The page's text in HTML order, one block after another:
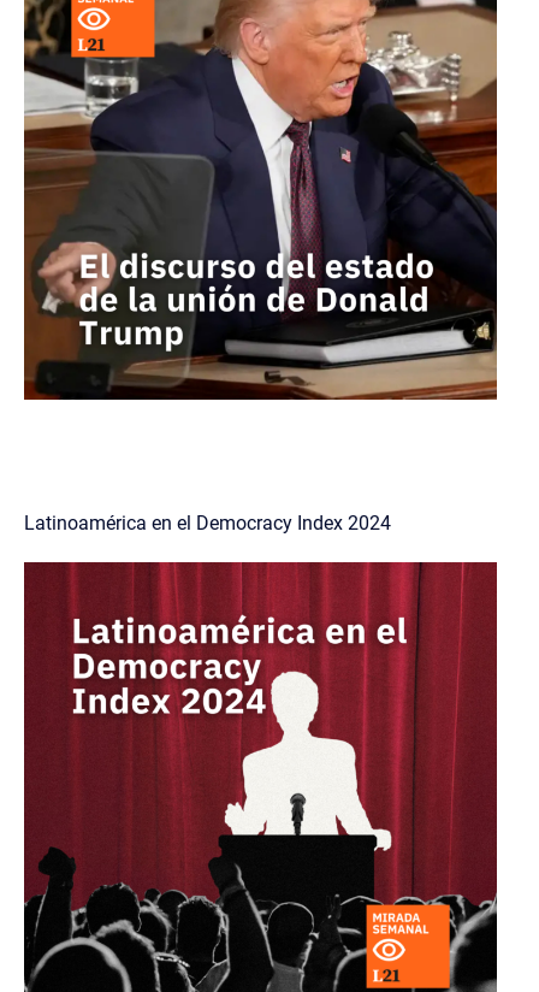
Latinoamérica en el Democracy Index 2024